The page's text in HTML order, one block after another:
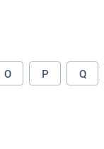
O P Q